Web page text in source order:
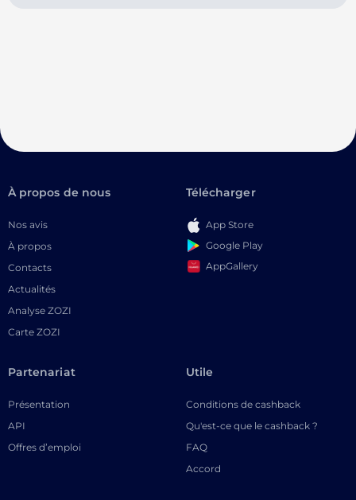
À propos de nous
Nos avis
À propos
Contacts
Actualités
Analyse ZOZI
Carte ZOZI
Télécharger
App Store
Google Play
AppGallery
Partenariat
Présentation
API
Offres d’emploi
Utile
Conditions de cashback
Qu'est-ce que le cashback ?
FAQ
Accord